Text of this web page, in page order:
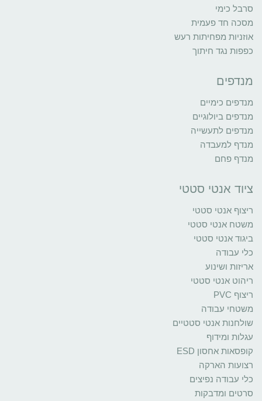
סרבל כימי
מסכה חד פעמית
אוזניות מפחיתות רעש
כפפות נגד חיתוך
מנדפים
מנדפים כימיים
מנדפים ביולוגיים
מנדפים לתעשייה
מנדף למעבדה
מנדף פחם
ציוד אנטי סטטי
ריצוף אנטי סטטי
משטח אנטי סטטי
ביגוד אנטי סטטי
כלי עבודה
אריזות ושינוע
ריהוט אנטי סטטי
ריצוף PVC
משטחי עבודה
שולחנות אנטי סטטיים
עגלות ומידוף
קופסאות אחסון ESD
רצועות הארקה
כלי עבודה נפיצים
סרטים ומדבקות